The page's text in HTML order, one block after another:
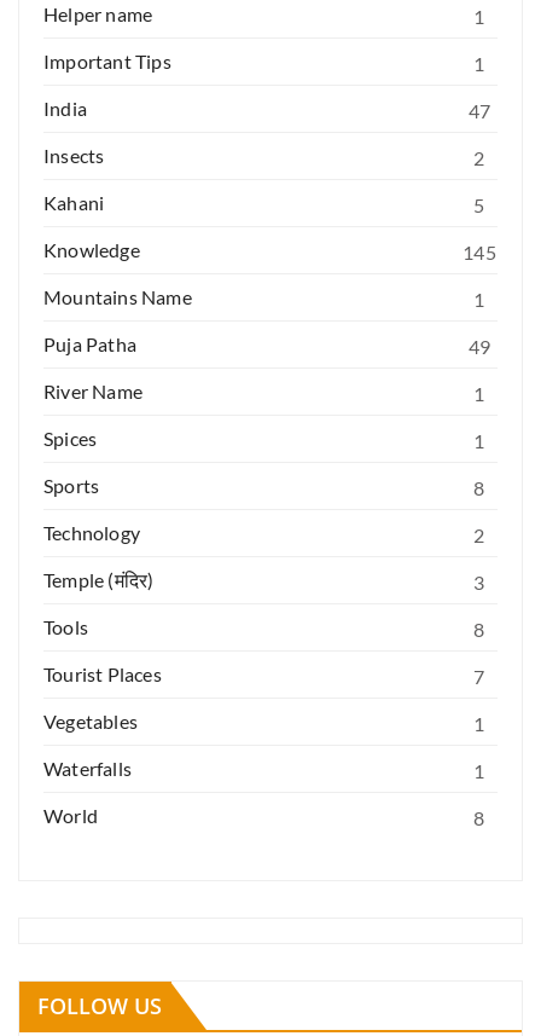
Helper name
1
Important Tips
1
India
47
Insects
2
Kahani
5
Knowledge
145
Mountains Name
1
Puja Patha
49
River Name
1
Spices
1
Sports
8
Technology
2
Temple (मंदिर)
3
Tools
8
Tourist Places
7
Vegetables
1
Waterfalls
1
World
8
FOLLOW US